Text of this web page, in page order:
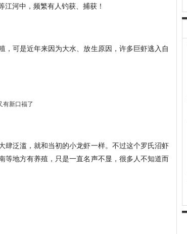
河中，频繁有人钓获、捕获！
可是近年来因为大水、放生原因，许多巨虾逃入自
肆泛滥，就和当初的小龙虾一样。不过这个罗氏沼虾
等地方有养殖，只是一直名声不显，很多人不知道而